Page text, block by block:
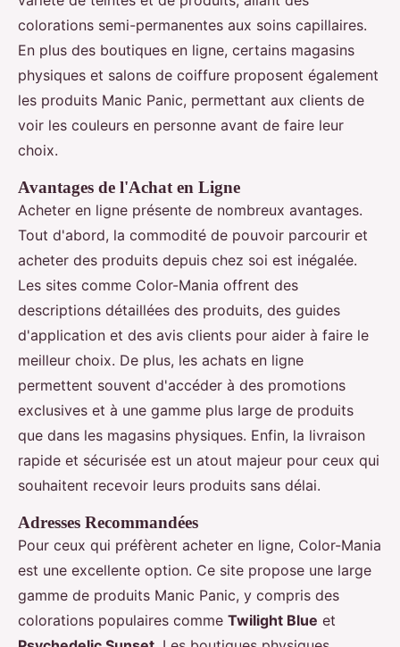
colorations semi-permanentes aux soins capillaires.
En plus des boutiques en ligne, certains magasins
physiques et salons de coiffure proposent également
les produits Manic Panic, permettant aux clients de
voir les couleurs en personne avant de faire leur
choix.
Avantages de l'Achat en Ligne
Acheter en ligne présente de nombreux avantages.
Tout d'abord, la commodité de pouvoir parcourir et
acheter des produits depuis chez soi est inégalée.
Les sites comme Color-Mania offrent des
descriptions détaillées des produits, des guides
d'application et des avis clients pour aider à faire le
meilleur choix. De plus, les achats en ligne
permettent souvent d'accéder à des promotions
exclusives et à une gamme plus large de produits
que dans les magasins physiques. Enfin, la livraison
rapide et sécurisée est un atout majeur pour ceux qui
souhaitent recevoir leurs produits sans délai.
Adresses Recommandées
Pour ceux qui préfèrent acheter en ligne, Color-Mania
est une excellente option. Ce site propose une large
gamme de produits Manic Panic, y compris des
colorations populaires comme Twilight Blue et